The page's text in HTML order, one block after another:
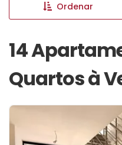
Ordenar
14
Quartos à